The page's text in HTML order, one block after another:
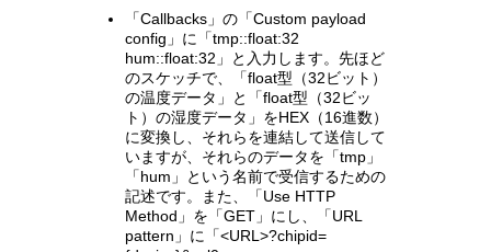
「Callbacks」の「Custom payload
config」に「tmp::float:32
hum::float:32」と入力します。先ほど
のスケッチで、「float型（32ビット）
の温度データ」と「float型（32ビッ
ト）の湿度データ」をHEX（16進数）
に変換し、それらを連結して送信して
いますが、それらのデータを「tmp」
「hum」という名前で受信するための
記述です。また、「Use HTTP
Method」を「GET」にし、「URL
pattern」に「<URL>?chipid=